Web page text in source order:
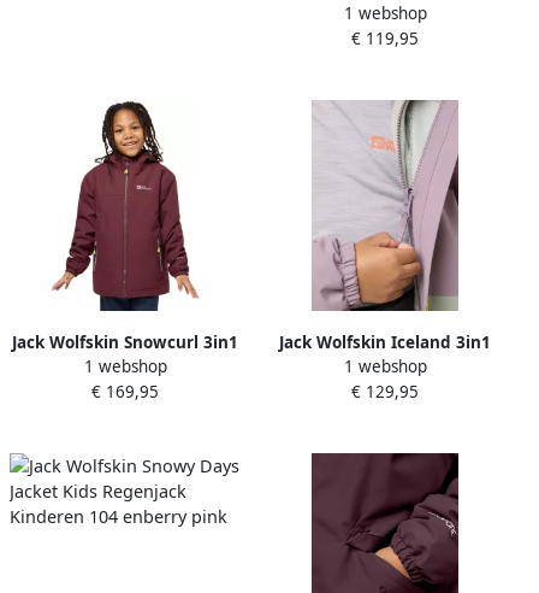
Jacket Kids 3in1 jack
Kinderen 104 enberry pink
1 webshop
€ 119,95
Jack Wolfskin Snowcurl 3in1
Jacket Kids 3in1 jack
Kinderen 104 enberry
1 webshop
€ 169,95
Jack Wolfskin Iceland 3in1
Jacket Kids 3in1 jack
Kinderen 104 wild blossom
1 webshop
€ 129,95